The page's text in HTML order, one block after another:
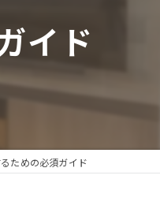
イド
ための必須ガイド